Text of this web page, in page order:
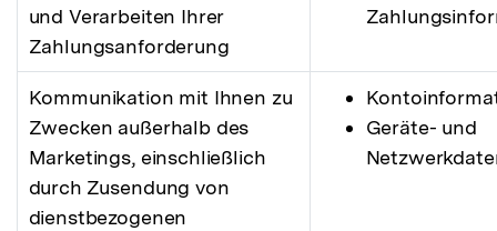
und Verarbeiten Ihrer
Zahlungsanforderung
Kommunikation mit Ihnen zu
Zwecken außerhalb des
Marketings, einschließlich
durch Zusendung von
dienstbezogenen
Geräte- und